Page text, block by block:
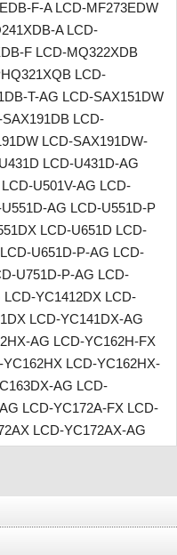
F-A LCD-MF273EDW
A LCD-
F LCD-MQ322XDB
LCD-
T-AG LCD-SAX151DW
LCD-
LCD-SAX191DW-
LCD-U431D-AG
U501V-AG LCD-
AG LCD-U551D-P
LCD-U651D LCD-
U651D-P-AG LCD-
U751D-P-AG LCD-
YC1412DX LCD-
LCD-YC141DX-AG
AG LCD-YC162H-FX
LCD-YC162HX-
AG LCD-
LCD-YC172A-FX LCD-
LCD-YC172AX-AG